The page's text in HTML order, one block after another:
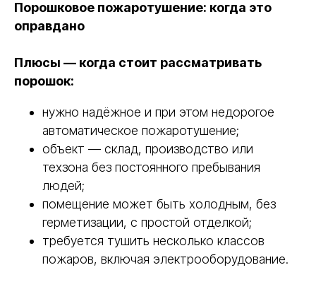
Порошковое пожаротушение: когда это
оправдано
Плюсы — когда стоит рассматривать
порошок:
нужно надёжное и при этом недорогое
автоматическое пожаротушение;
объект — склад, производство или
техзона без постоянного пребывания
людей;
помещение может быть холодным, без
герметизации, с простой отделкой;
требуется тушить несколько классов
пожаров, включая электрооборудование.